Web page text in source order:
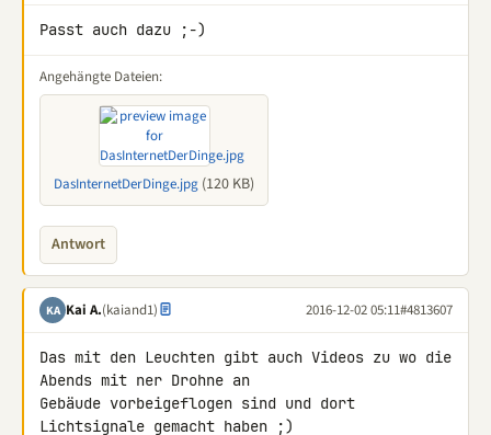
Passt auch dazu ;-)
Angehängte Dateien:
DasInternetDerDinge.jpg (120 KB)
Antwort
KA Kai A.(kaiand1) 2016-12-02 05:11#4813607
Das mit den Leuchten gibt auch Videos zu wo die
Abends mit ner Drohne an
Gebäude vorbeigeflogen sind und dort
Lichtsignale gemacht haben ;)